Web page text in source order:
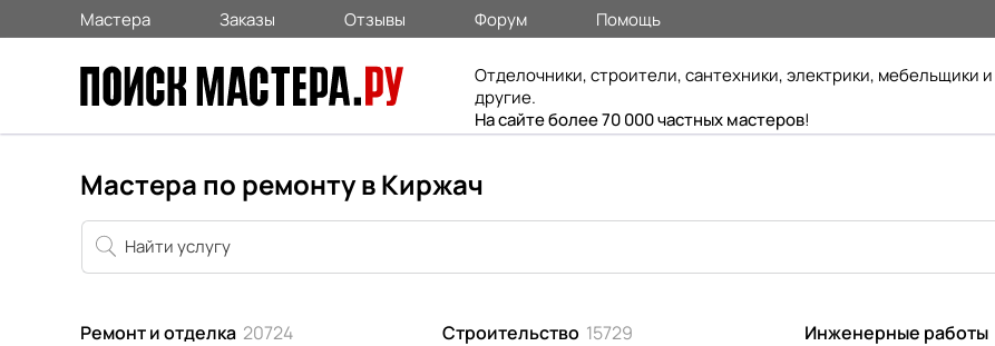
Мастера Заказы Отзывы Форум Помощь
Отделочники, строители, сантехники, электрики, мебельщики и
другие.
На сайте более 70 000 частных мастеров!
Мастера по ремонту в Киржач
Ремонт и отделка 20724 Строительство 15729 Инженерные работы